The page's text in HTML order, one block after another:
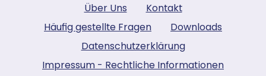
Über Uns
Kontakt
Häufig gestellte Fragen
Downloads
Datenschutzerklärung
Impressum - Rechtliche Informationen